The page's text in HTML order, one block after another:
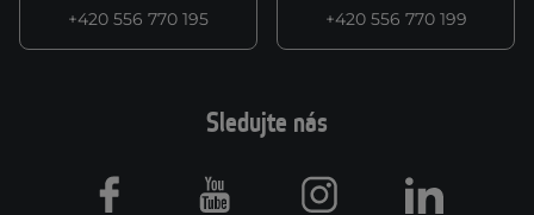
+420 556 770 195 +420 556 770 199
Sledujte nás
Facebook Youtube Instagram LinkedIn